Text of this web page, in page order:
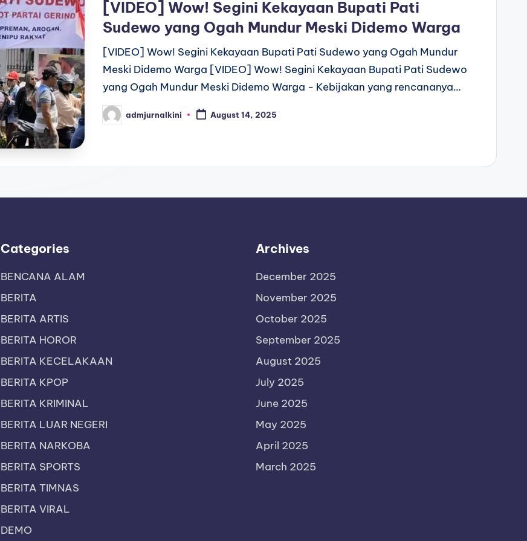
[VIDEO] Wow! Segini Kekayaan Bupati Pati
Sudewo yang Ogah Mundur Meski Didemo Warga
[VIDEO] Wow! Segini Kekayaan Bupati Pati Sudewo yang Ogah Mundur
Meski Didemo Warga [VIDEO] Wow! Segini Kekayaan Bupati Pati Sudewo
yang Ogah Mundur Meski Didemo Warga - Kebijakan yang rencananya…
Posted
by
admjurnalkini August 14, 2025
Categories
BENCANA ALAM
BERITA
BERITA ARTIS
BERITA HOROR
BERITA KECELAKAAN
BERITA KPOP
BERITA KRIMINAL
BERITA LUAR NEGERI
BERITA NARKOBA
BERITA SPORTS
BERITA TIMNAS
BERITA VIRAL
DEMO
Archives
December 2025
November 2025
October 2025
September 2025
August 2025
July 2025
June 2025
May 2025
April 2025
March 2025